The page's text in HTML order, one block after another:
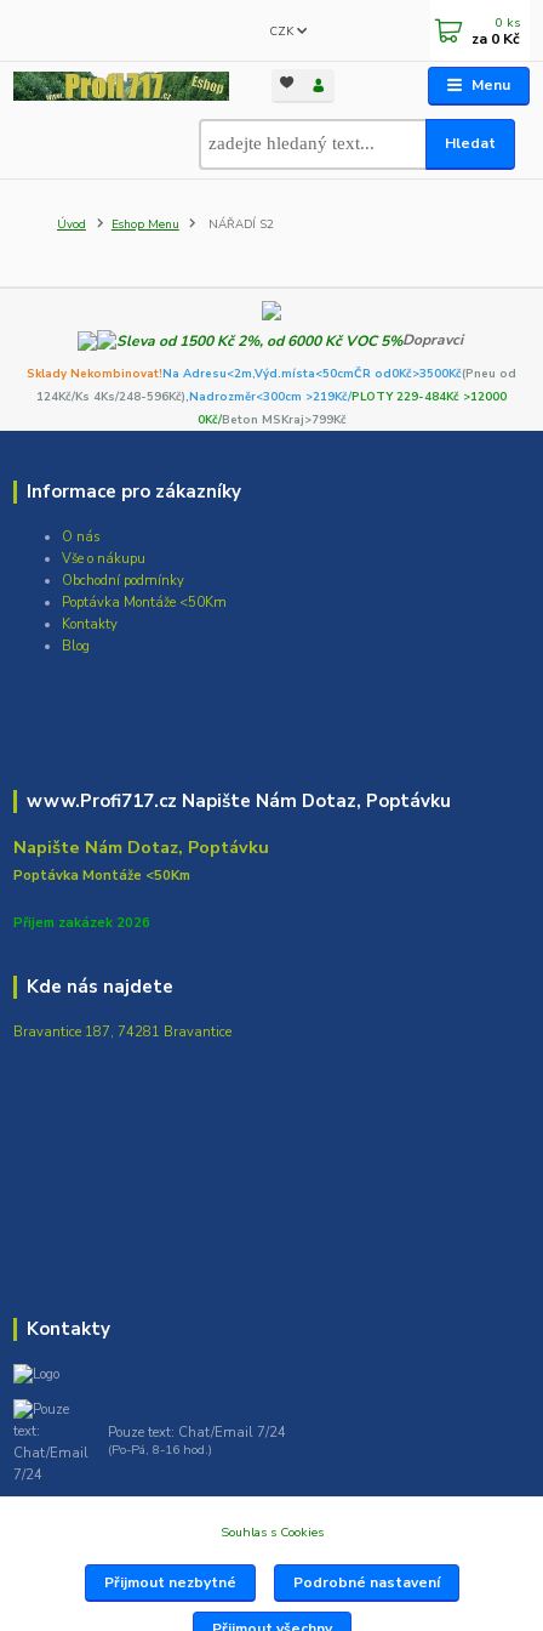
Menu
CZK
Hledat
0 ks
za 0 Kč
Úvod Eshop Menu NÁŘADÍ S2
Dopravci
Sklady Nekombinovat!Na Adresu<2m,Výd.místa<50cmČR od0Kč>3500Kč(Pneu od
124Kč/Ks 4Ks/248-596Kč),Nadrozměr<300cm >219Kč/PLOTY 229-484Kč >12000
0Kč/Beton MSKraj>799Kč
Informace pro zákazníky
O nás
Vše o nákupu
Obchodní podmínky
Poptávka Montáže <50Km
Kontakty
Blog
www.Profi717.cz Napište Nám Dotaz, Poptávku
Napište Nám Dotaz, Poptávku
Poptávka Montáže <50Km
Přijem zakázek 2026
Kde nás najdete
Bravantice 187, 74281 Bravantice
Kontakty
Pouze text: Chat/Email 7/24
(Po-Pá, 8-16 hod.)
Souhlas s Cookies
Přijmout nezbytné Podrobné nastavení